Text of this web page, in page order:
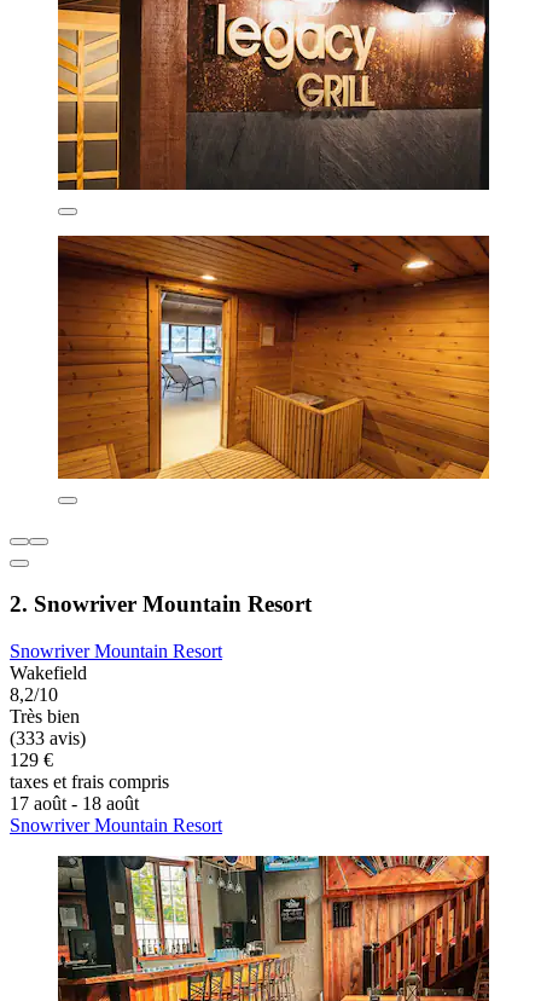
2. Snowriver Mountain Resort
Snowriver Mountain Resort
Wakefield
8,2/10
Très bien
(333 avis)
129 €
taxes et frais compris
17 août - 18 août
Snowriver Mountain Resort